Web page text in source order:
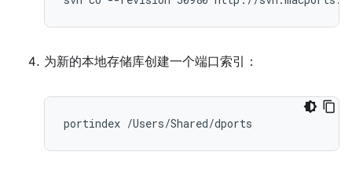
为新的本地存储库创建一个端口索引：